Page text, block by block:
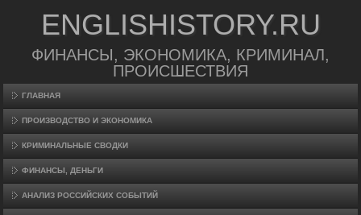
ENGLISHISTORY.RU
ФИНАНСЫ, ЭКОНОМИКА, КРИМИНАЛ,
ПРОИСШЕСТВИЯ
ГЛАВНАЯ
ПРОИЗВΟДСТВО И ЭКОНОМИКА
КРИМИНАЛЬНЫЕ СВОДКИ
ФИНАНСЫ, ДЕНЬГИ
АНАЛИЗ РОССИЙСКИХ СОБЫТИЙ